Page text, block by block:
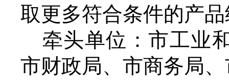
取更多符合条件的产
牵头单位：市工业
市财政局、市商务局